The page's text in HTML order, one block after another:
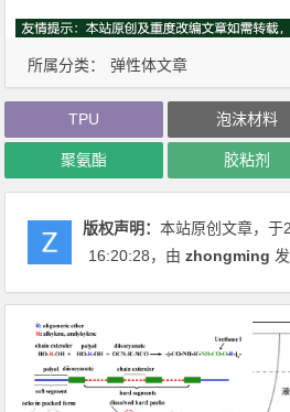
所属分类： 弹性体文章
TPU 泡沫材料
聚氨酯 胶粘剂
版权声明：本站原创文章，于
16:20:28，由zhongming